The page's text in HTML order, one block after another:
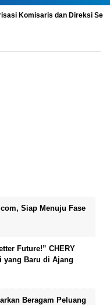
Komisaris dan Direksi
Siap Menuju Fase
Future!” CHERY
yang Baru di Ajang
Beragam Peluang